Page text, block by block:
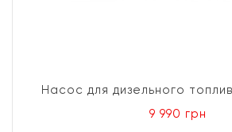
Насос для дизельного
9 990 грн